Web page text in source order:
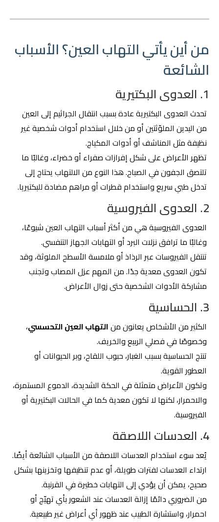
من أين يأتي التهاب العين؟ الأسباب
الشائعة
1. العدوى البكتيرية
تحدث العدوى البكتيرية عادة بسبب انتقال الجراثيم إلى العين
من اليدين الملوّثتين أو من خلال استخدام أدوات شخصية غير
نظيفة مثل المناشف أو أدوات المكياج.
تظهر الأعراض على شكل إفرازات صفراء أو خضراء، وغالبًا ما
تلتصق الجفون في الصباح. هذا النوع من الالتهاب يحتاج إلى
تدخل طبي سريع واستخدام قطرات أو مراهم مضادة للبكتيريا.
2. العدوى الفيروسية
العدوى الفيروسية هي من أكثر أسباب التهاب العين شيوعًا،
وغالبًا ما ترافق نزلات البرد أو التهابات الجهاز التنفسي.
تنتقل الفيروسات عبر الرذاذ أو ملامسة الأسطح الملوثة، وقد
تكون العدوى معدية جدًا. من المهم عزل المصاب وتجنب
مشاركة الأدوات الشخصية حتى زوال الأعراض.
3. الحساسية
الكثير من الأشخاص يعانون منالتهاب العين التحسسي،
وخصوصًا في فصلي الربيع والخريف.
تنتج الحساسية بسبب الغبار، حبوب اللقاح، وبر الحيوانات أو
العطور القوية.
وتكون الأعراض متمثلة في الحكة الشديدة، الدموع المستمرة،
والاحمرار، لكنها لا تكون معدية كما في الحالات البكتيرية أو
الفيروسية.
4. العدسات اللاصقة
يُعد سوء استخدام العدسات اللاصقة من الأسباب الشائعة أيضًا.
ارتداء العدسات لفترات طويلة، أو عدم تنظيفها وتخزينها بشكل
صحيح، يمكن أن يؤدي إلى التهابات خطيرة في القرنية.
من الضروري دائمًا إزالة العدسات عند الشعور بأي تهيّج أو
احمرار، واستشارة الطبيب عند ظهور أي أعراض غير طبيعية.